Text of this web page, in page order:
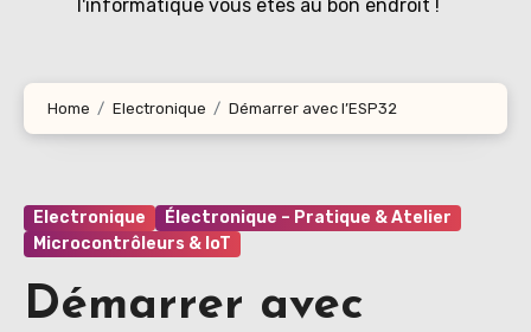
l'informatique vous êtes au bon endroit !
Home Electronique Démarrer avec l’ESP32
Electronique
Électronique – Pratique & Atelier
Microcontrôleurs & IoT
Démarrer avec